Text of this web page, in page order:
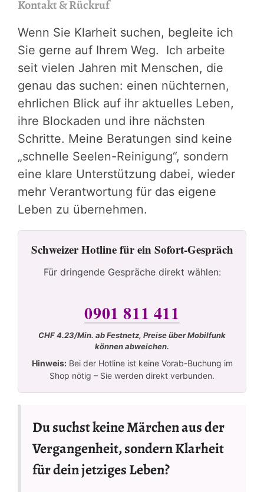
Kontakt & Rückruf
Wenn Sie Klarheit suchen, begleite ich
Sie gerne auf Ihrem Weg. Ich arbeite
seit vielen Jahren mit Menschen, die
genau das suchen: einen nüchternen,
ehrlichen Blick auf ihr aktuelles Leben,
ihre Blockaden und ihre nächsten
Schritte. Meine Beratungen sind keine
„schnelle Seelen-Reinigung“, sondern
eine klare Unterstützung dabei, wieder
mehr Verantwortung für das eigene
Leben zu übernehmen.
Schweizer Hotline für ein Sofort-Gespräch
Für dringende Gespräche direkt wählen:
0901 811 411
CHF 4.23/Min. ab Festnetz, Preise über Mobilfunk
können abweichen.
Hinweis:Bei der Hotline ist keine Vorab-Buchung im
Shop nötig – Sie werden direkt verbunden.
Du suchst keine Märchen aus der
Vergangenheit, sondern Klarheit
für dein jetziges Leben?